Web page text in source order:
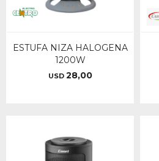
ESTUFA NIZA HALOGENA
1200W
USD 28,00